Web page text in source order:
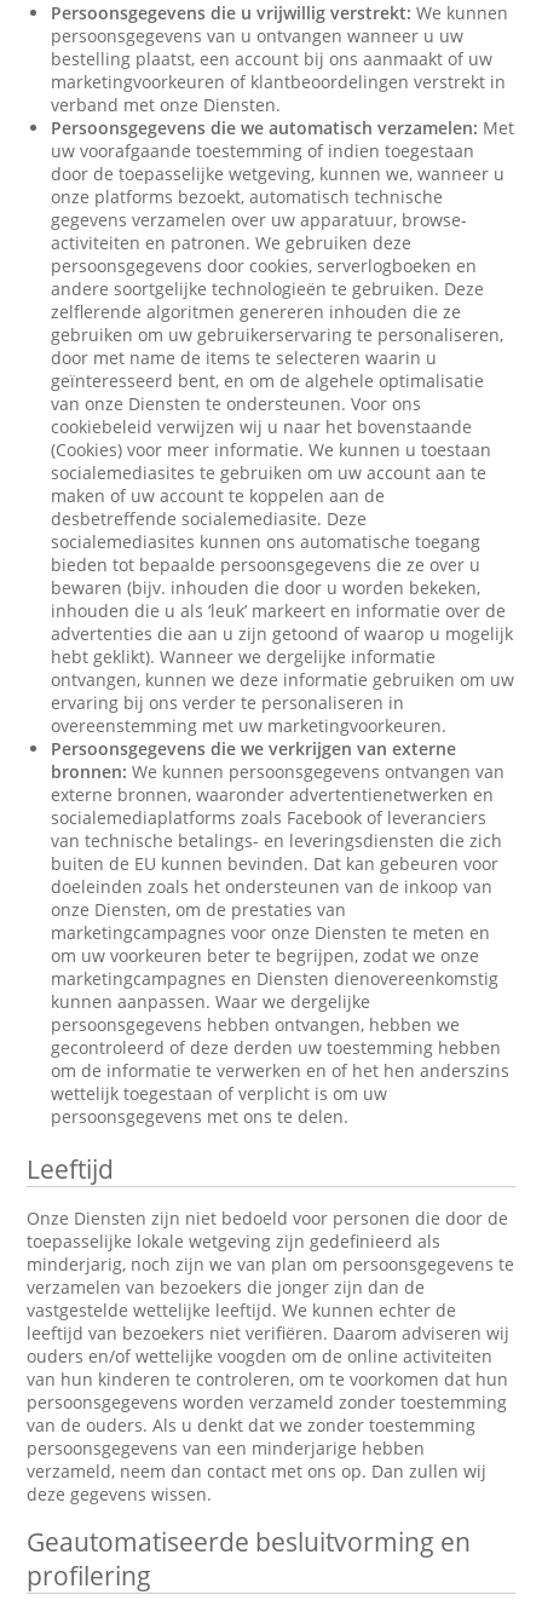
Persoonsgegevens die u vrijwillig verstrekt: We kunnen
persoonsgegevens van u ontvangen wanneer u uw
bestelling plaatst, een account bij ons aanmaakt of uw
marketingvoorkeuren of klantbeoordelingen verstrekt in
verband met onze Diensten.
Persoonsgegevens die we automatisch verzamelen: Met
uw voorafgaande toestemming of indien toegestaan
door de toepasselijke wetgeving, kunnen we, wanneer u
onze platforms bezoekt, automatisch technische
gegevens verzamelen over uw apparatuur, browse-
activiteiten en patronen. We gebruiken deze
persoonsgegevens door cookies, serverlogboeken en
andere soortgelijke technologieën te gebruiken. Deze
zelflerende algoritmen genereren inhouden die ze
gebruiken om uw gebruikerservaring te personaliseren,
door met name de items te selecteren waarin u
geïnteresseerd bent, en om de algehele optimalisatie
van onze Diensten te ondersteunen. Voor ons
cookiebeleid verwijzen wij u naar het bovenstaande
(Cookies) voor meer informatie. We kunnen u toestaan
socialemediasites te gebruiken om uw account aan te
maken of uw account te koppelen aan de
desbetreffende socialemediasite. Deze
socialemediasites kunnen ons automatische toegang
bieden tot bepaalde persoonsgegevens die ze over u
bewaren (bijv. inhouden die door u worden bekeken,
inhouden die u als ‘leuk’ markeert en informatie over de
advertenties die aan u zijn getoond of waarop u mogelijk
hebt geklikt). Wanneer we dergelijke informatie
ontvangen, kunnen we deze informatie gebruiken om uw
ervaring bij ons verder te personaliseren in
overeenstemming met uw marketingvoorkeuren.
Persoonsgegevens die we verkrijgen van externe
bronnen: We kunnen persoonsgegevens ontvangen van
externe bronnen, waaronder advertentienetwerken en
socialemediaplatforms zoals Facebook of leveranciers
van technische betalings- en leveringsdiensten die zich
buiten de EU kunnen bevinden. Dat kan gebeuren voor
doeleinden zoals het ondersteunen van de inkoop van
onze Diensten, om de prestaties van
marketingcampagnes voor onze Diensten te meten en
om uw voorkeuren beter te begrijpen, zodat we onze
marketingcampagnes en Diensten dienovereenkomstig
kunnen aanpassen. Waar we dergelijke
persoonsgegevens hebben ontvangen, hebben we
gecontroleerd of deze derden uw toestemming hebben
om de informatie te verwerken en of het hen anderszins
wettelijk toegestaan of verplicht is om uw
persoonsgegevens met ons te delen.
Leeftijd
Onze Diensten zijn niet bedoeld voor personen die door de
toepasselijke lokale wetgeving zijn gedefinieerd als
minderjarig, noch zijn we van plan om persoonsgegevens te
verzamelen van bezoekers die jonger zijn dan de
vastgestelde wettelijke leeftijd. We kunnen echter de
leeftijd van bezoekers niet verifiëren. Daarom adviseren wij
ouders en/of wettelijke voogden om de online activiteiten
van hun kinderen te controleren, om te voorkomen dat hun
persoonsgegevens worden verzameld zonder toestemming
van de ouders. Als u denkt dat we zonder toestemming
persoonsgegevens van een minderjarige hebben
verzameld, neem dan contact met ons op. Dan zullen wij
deze gegevens wissen.
Geautomatiseerde besluitvorming en
profilering